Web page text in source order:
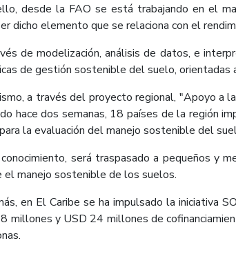
desde la FAO se está trabajando en el
dicho elemento que se relaciona con el
de modelización, análisis de datos, e
de gestión sostenible del suelo,
a través del proyecto regional, "Apoyo a
hace dos semanas, 18 países de la región
la evaluación del manejo sostenible del
será traspasado a pequeños y
el manejo sostenible de los suelos.
en El Caribe se ha impulsado la iniciativa
millones y USD 24 millones de